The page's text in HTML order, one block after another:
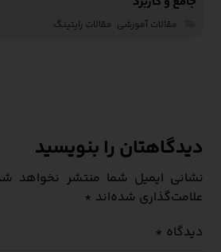
نشانی ایمیل شما منتشر نخواهد شد.
علامت‌گذاری شده‌اند
دیدگاه*